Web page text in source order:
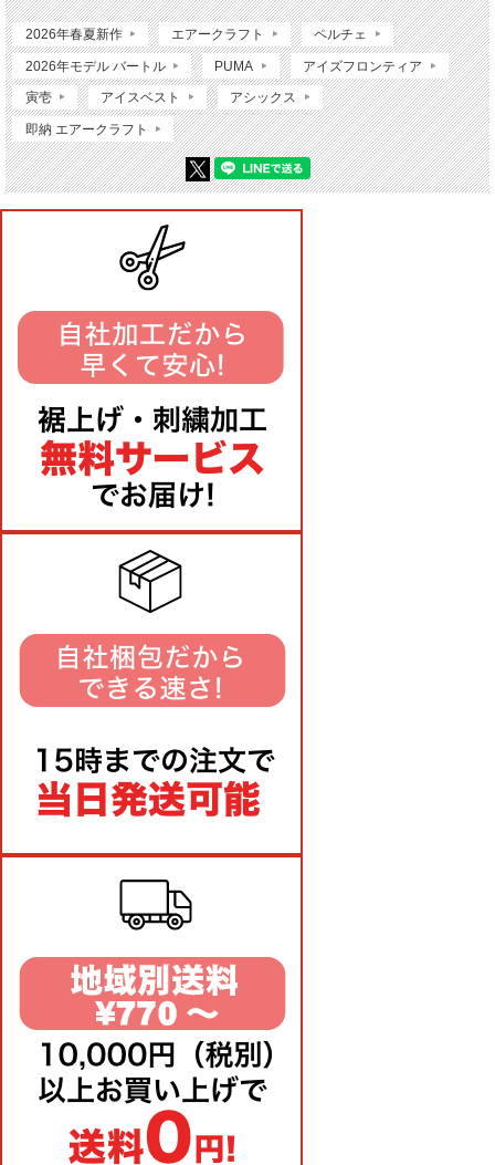
2026年春夏新作 エアークラフト ペルチェ
2026年モデル バートル PUMA アイズフロンティア
寅壱 アイスベスト アシックス
即納 エアークラフト